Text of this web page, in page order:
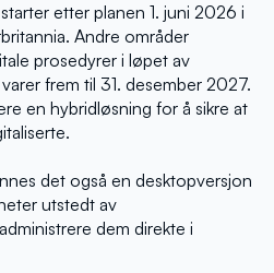
etter planen 1. juni 2026 i
Andre områder
prosedyrer i løpet av
frem til 31. desember 2027.
en hybridløsning for å sikre at
det også en desktopversjon
utstedt av
dem direkte i